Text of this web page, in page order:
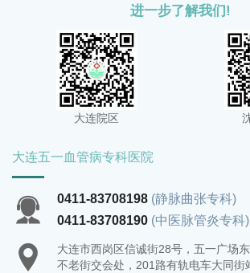
进一步了解我们!
大连院区
大连五一血管病专科医院
0411-83708198 (静脉曲张专科)
0411-83708190 (中医脉管炎专科)
大连市西岗区信诚街28号，五一广场
不老街交会处，201路有轨电车大同街